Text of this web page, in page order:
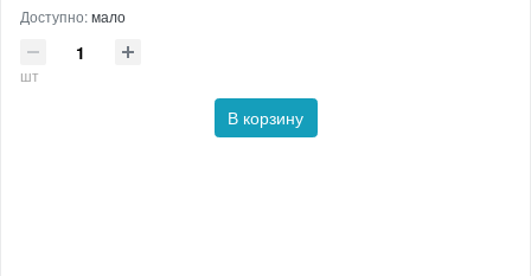
Доступно:мало
шт
В корзину